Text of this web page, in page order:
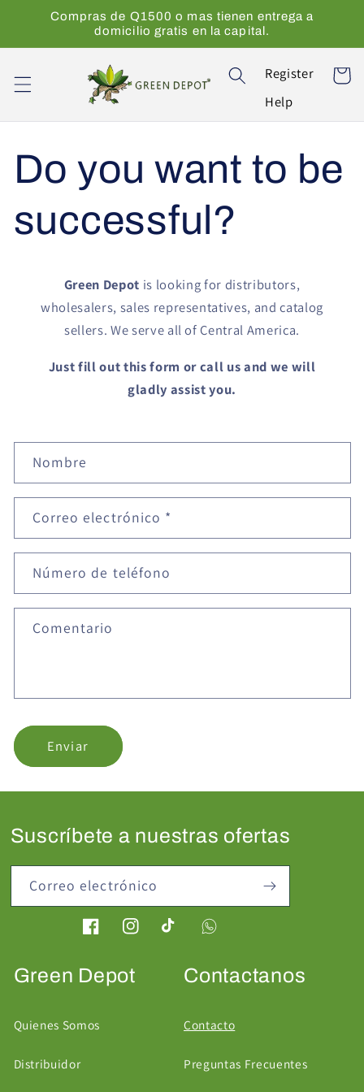
directamente
Compras de Q1500 o mas tienen entrega a
domicilio gratis en la capital.
Register
Help
Carrito
Do you want to be
successful?
Green Depot is looking for distributors,
wholesalers, sales representatives, and catalog
sellers. We serve all of Central America.
Just fill out this form or call us and we will
gladly assist you.
o
r
u
a
d
e
c
t
t
Nombre
Correo electrónico *
Número de teléfono
Comentario
Enviar
Suscríbete a nuestras ofertas
Correo electrónico
FacebookInstagramTikTok
Green Depot
Quienes Somos
Distribuidor
Contactanos
Contacto
Preguntas Frecuentes